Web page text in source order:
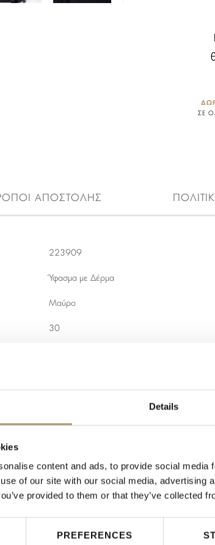
Details
content and ads, to provide social
of our site with our social media, advertising
provided to them or that they’ve collected
PREFERENCES
ΣΕ
ΑΠΟΣΤΟΛΗΣ
223909
Ύφασμα με Δέρμα
Μαύρο
30
1 κύρια 3 βοηθητικές
120